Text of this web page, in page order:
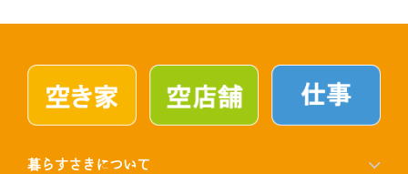
暮らすさきについて